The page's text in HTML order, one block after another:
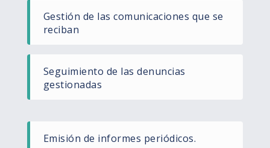
Gestión de las comunicaciones que se
reciban
Seguimiento de las denuncias
gestionadas
Emisión de informes periódicos.